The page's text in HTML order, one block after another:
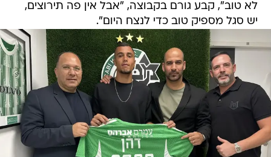
לא טוב", קבע גורם בקבוצה, "אבל אין פה תירוצים,
יש סגל מספיק טוב כדי לנצח היום".